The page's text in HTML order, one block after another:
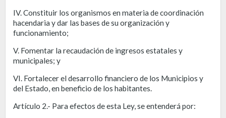
IV. Constituir los organismos en materia de coordinación
hacendaria y dar las bases de su organización y
funcionamiento;
V. Fomentar la recaudación de ingresos estatales y
municipales; y
VI. Fortalecer el desarrollo financiero de los Municipios y
del Estado, en beneficio de los habitantes.
Artículo 2.- Para efectos de esta Ley, se entenderá por: